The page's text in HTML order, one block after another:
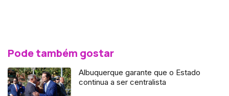
Pode também gostar
Albuquerque garante que o Estado
continua a ser centralista